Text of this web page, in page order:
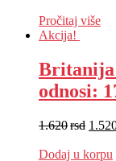
Pročitaj više
Akcija!
Britanija
odnosi:
1.620rsd
Dodaj u korpu